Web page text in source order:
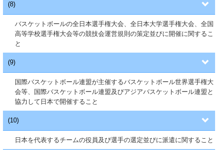
(8)
バスケットボールの全日本選手権大会、全日本大学選手権大会、全国
高等学校選手権大会等の競技会運営規則の策定並びに開催に関するこ
と
(9)
国際バスケットボール連盟が主催するバスケットボール世界選手権大
会等、国際バスケットボール連盟及びアジアバスケットボール連盟と
協力して日本で開催すること
(10)
日本を代表するチームの役員及び選手の選定並びに派遣に関すること